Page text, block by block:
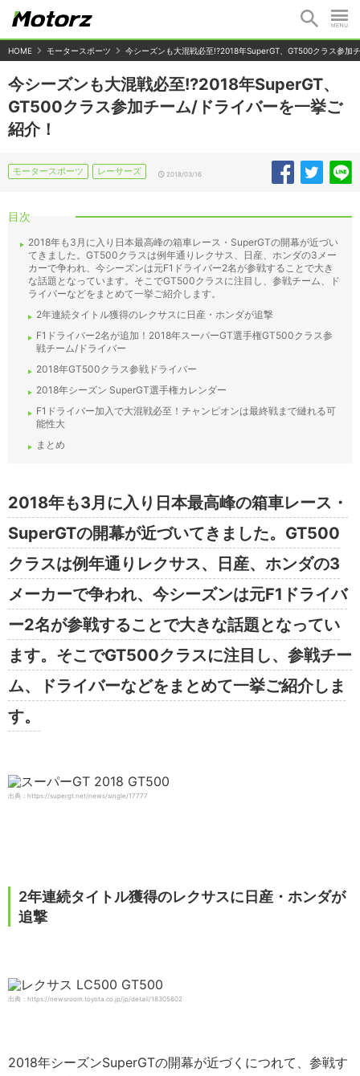
HOME モータースポーツ 今シーズンも大混戦必至!?2018年SuperGT、GT500クラス参加
今シーズンも大混戦必至!?2018年SuperGT、
GT500クラス参加チーム/ドライバーを一挙ご
紹介！
モータースポーツ レーサーズ 2018/03/16
目次
2018年も3月に入り日本最高峰の箱車レース・SuperGTの開幕が近づい
てきました。GT500クラスは例年通りレクサス、日産、ホンダの3メー
カーで争われ、今シーズンは元F1ドライバー2名が参戦することで大き
な話題となっています。そこでGT500クラスに注目し、参戦チーム、ド
ライバーなどをまとめて一挙ご紹介します。
2年連続タイトル獲得のレクサスに日産・ホンダが追撃
F1ドライバー2名が追加！2018年スーパーGT選手権GT500クラス参
戦チーム/ドライバー
2018年GT500クラス参戦ドライバー
2018年シーズン SuperGT選手権カレンダー
F1ドライバー加入で大混戦必至！チャンピオンは最終戦まで縺れる可
能性大
まとめ
2018年も3月に入り日本最高峰の箱車レース・
SuperGTの開幕が近づいてきました。GT500
クラスは例年通りレクサス、日産、ホンダの3
メーカーで争われ、今シーズンは元F1ドライバ
ー2名が参戦することで大きな話題となってい
ます。そこでGT500クラスに注目し、参戦チー
ム、ドライバーなどをまとめて一挙ご紹介しま
す。
出典：https://supergt.net/news/single/17777
2年連続タイトル獲得のレクサスに日産・ホンダが
追撃
出典：https://newsroom.toyota.co.jp/jp/detail/18305602
2018年シーズンSuperGTの開幕が近づくにつれて、参戦す